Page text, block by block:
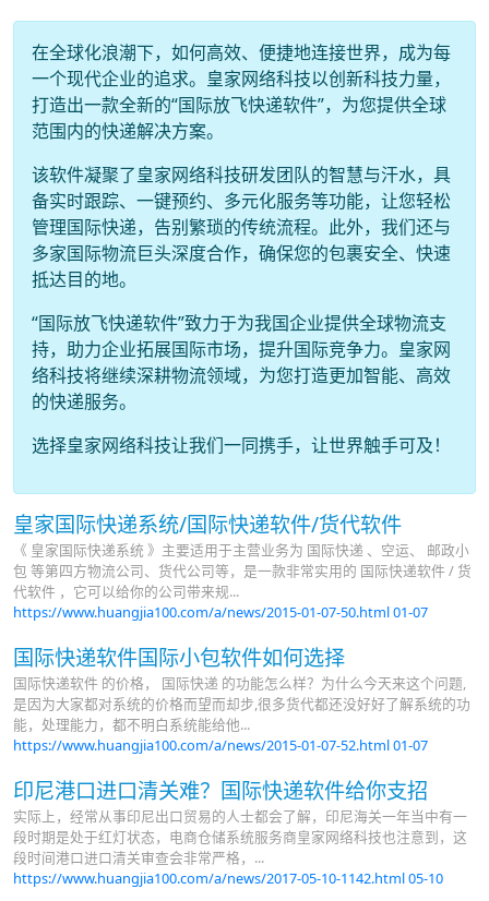
在全球化浪潮下，如何高效、便捷地连接世界，成为每
一个现代企业的追求。皇家网络科技以创新科技力量，
打造出一款全新的“国际放飞快递软件”，为您提供全球
范围内的快递解决方案。
该软件凝聚了皇家网络科技研发团队的智慧与汗水，具
备实时跟踪、一键预约、多元化服务等功能，让您轻松
管理国际快递，告别繁琐的传统流程。此外，我们还与
多家国际物流巨头深度合作，确保您的包裹安全、快速
抵达目的地。
“国际放飞快递软件”致力于为我国企业提供全球物流支
持，助力企业拓展国际市场，提升国际竞争力。皇家网
络科技将继续深耕物流领域，为您打造更加智能、高效
的快递服务。
选择皇家网络科技让我们一同携手，让世界触手可及！
皇家国际快递系统/国际快递软件/货代软件
《 皇家国际快递系统 》主要适用于主营业务为 国际快递 、空运、 邮政小
包 等第四方物流公司、货代公司等，是一款非常实用的 国际快递软件 / 货
代软件 ，它可以给你的公司带来规...
https://www.huangjia100.com/a/news/2015-01-07-50.html01-07
国际快递软件国际小包软件如何选择
国际快递软件 的价格， 国际快递 的功能怎么样？为什么今天来这个问题,
是因为大家都对系统的价格而望而却步,很多货代都还没好好了解系统的功
能，处理能力，都不明白系统能给他...
https://www.huangjia100.com/a/news/2015-01-07-52.html01-07
印尼港口进口清关难？国际快递软件给你支招
实际上，经常从事印尼出口贸易的人士都会了解，印尼海关一年当中有一
段时期是处于红灯状态，电商仓储系统服务商皇家网络科技也注意到，这
段时间港口进口清关审查会非常严格，...
https://www.huangjia100.com/a/news/2017-05-10-1142.html05-10